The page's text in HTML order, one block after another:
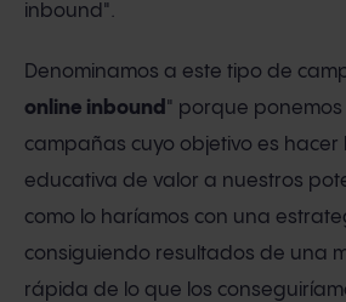
inbound".
Denominamos a este tipo de
online inbound " porque
campañas cuyo objetivo es hacer
educativa de valor a nuestros
como lo haríamos con una
consiguiendo resultados de una
rápida de lo que los